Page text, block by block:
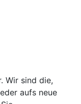
Wir sind die,
aufs neue